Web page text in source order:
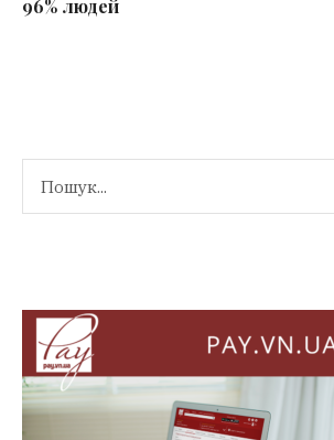
96% людей